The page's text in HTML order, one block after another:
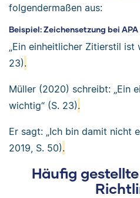
folgendermaßen aus:
Beispiel: Zeichensetzung bei APA
„Ein einheitlicher Zitierstil ist
23).
Müller (2020) schreibt: „Ein
wichtig“ (S. 23).
Er sagt: „Ich bin damit nicht
2019, S. 50).
Häufig